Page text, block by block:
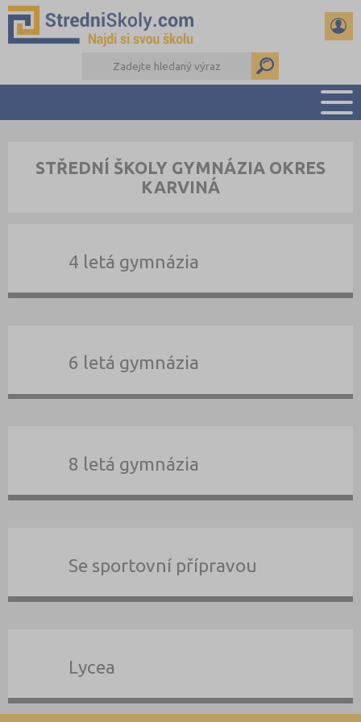
PŘÍPRAVA NA PŘIJÍMAČKY
DŮLEŽITÉ TERMÍNY
STŘEDNÍ ŠKOLY GYMNÁZIA OKRES
KARVINÁ
4 letá gymnázia
6 letá gymnázia
8 letá gymnázia
Se sportovní přípravou
Lycea